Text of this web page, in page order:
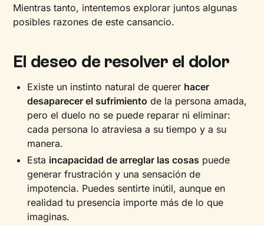
Mientras tanto, intentemos explorar juntos algunas
posibles razones de este cansancio.
El deseo de resolver el dolor
Existe un instinto natural de querer hacer
desaparecer el sufrimiento de la persona amada,
pero el duelo no se puede reparar ni eliminar:
cada persona lo atraviesa a su tiempo y a su
manera.
Esta incapacidad de arreglar las cosas puede
generar frustración y una sensación de
impotencia. Puedes sentirte inútil, aunque en
realidad tu presencia importe más de lo que
imaginas.